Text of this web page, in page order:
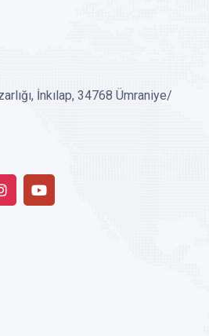
İnkılap, 34768 Ümraniye/